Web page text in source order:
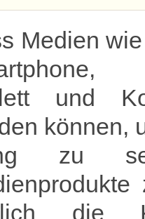
Medien wie
und
können,
zu
die